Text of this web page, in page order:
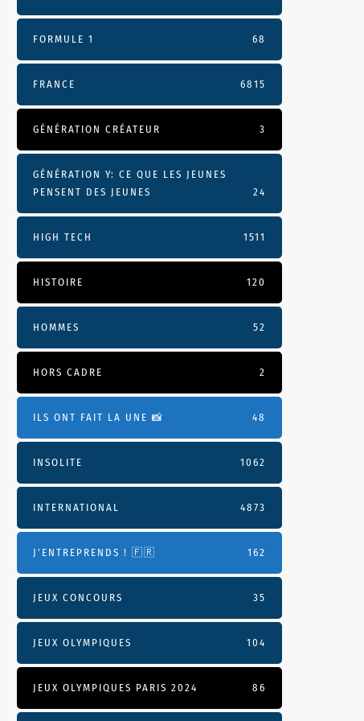
FORMULE 1 68
FRANCE 6815
GÉNÉRATION CRÉATEUR 3
GÉNÉRATION Y: CE QUE LES JEUNES
PENSENT DES JEUNES
24
HIGH TECH 1511
HISTOIRE 120
HOMMES 52
HORS CADRE 2
ILS ONT FAIT LA UNE 📸 48
INSOLITE 1062
INTERNATIONAL 4873
J'ENTREPRENDS ! 🇫🇷 162
JEUX CONCOURS 35
JEUX OLYMPIQUES 104
JEUX OLYMPIQUES PARIS 2024 86